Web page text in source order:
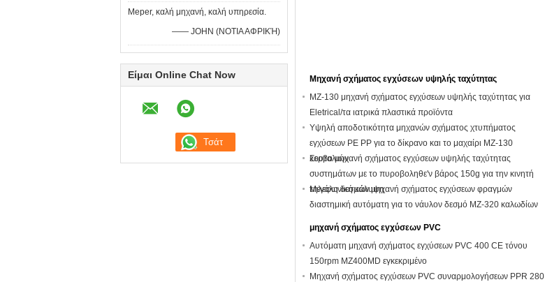
Meper, καλή μηχανή, καλή υπηρεσία.
—— JOHN (ΝΟΤΙΑ ΑΦΡΙΚΉ)
Είμαι Online Chat Now
Μηχανή σχήματος εγχύσεων υψηλής ταχύτητας
MZ-130 μηχανή σχήματος εγχύσεων υψηλής ταχύτητας για
Eletrical/τα ιατρικά πλαστικά προϊόντα
Υψηλή αποδοτικότητα μηχανών σχήματος χτυπήματος
εγχύσεων PE PP για το δίκρανο και το μαχαίρι MZ-130
κουταλιών
Σερβο μηχανή σχήματος εγχύσεων υψηλής ταχύτητας
συστημάτων με το πυροβοληθε'ν βάρος 150g για την κινητή
τηλεφωνική κάλυψη
Μεγάλη δεσμών μηχανή σχήματος εγχύσεων φραγμών
διαστημική αυτόματη για το νάυλον δεσμό MZ-320 καλωδίων
μηχανή σχήματος εγχύσεων PVC
Αυτόματη μηχανή σχήματος εγχύσεων PVC 400 CE τόνου
150rpm MZ400MD εγκεκριμένο
Μηχανή σχήματος εγχύσεων PVC συναρμολογήσεων PPR 280